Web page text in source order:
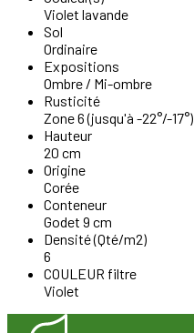
Violet lavande
Sol
Ordinaire
Expositions
Ombre / Mi-ombre
Rusticité
Zone 6 (jusqu'à -22°/-17°)
Hauteur
20 cm
Origine
Corée
Conteneur
Godet 9 cm
Densité (Qté/m2)
6
COULEUR filtre
Violet